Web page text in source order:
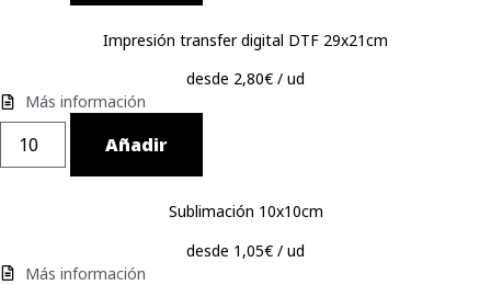
Impresión transfer digital DTF 29x21cm
desde 2,80€ / ud
Más información
Añadir
Sublimación 10x10cm
desde 1,05€ / ud
Más información